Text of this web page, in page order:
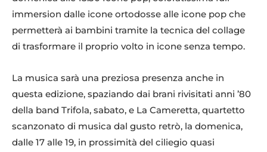
immersion dalle icone ortodosse alle icone pop che
permetterà ai bambini tramite la tecnica del collage
di trasformare il proprio volto in icone senza tempo.
La musica sarà una preziosa presenza anche in
questa edizione, spaziando dai brani rivisitati anni ’80
della band Trifola, sabato, e La Cameretta, quartetto
scanzonato di musica dal gusto retrò, la domenica,
dalle 17 alle 19, in prossimità del ciliegio quasi